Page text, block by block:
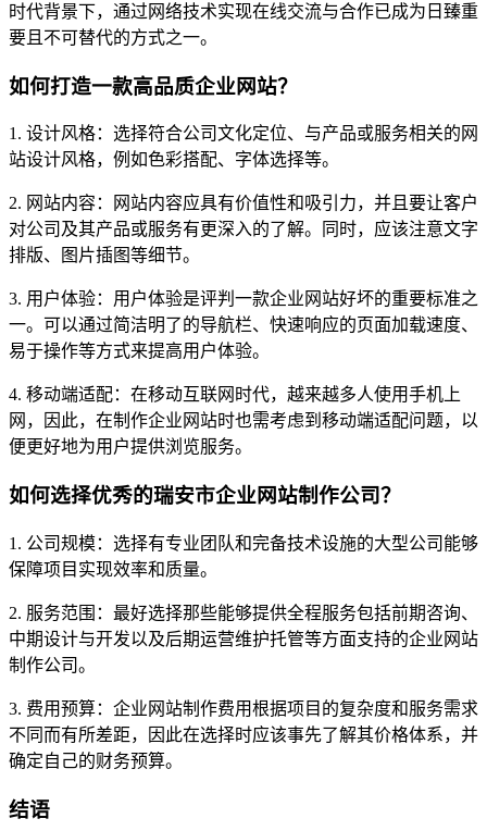
时代背景下，通过网络技术实现在线交流与合作已成为日臻重
要且不可替代的方式之一。
如何打造一款高品质企业网站？
1. 设计风格：选择符合公司文化定位、与产品或服务相关的网
站设计风格，例如色彩搭配、字体选择等。
2. 网站内容：网站内容应具有价值性和吸引力，并且要让客户
对公司及其产品或服务有更深入的了解。同时，应该注意文字
排版、图片插图等细节。
3. 用户体验：用户体验是评判一款企业网站好坏的重要标准之
一。可以通过简洁明了的导航栏、快速响应的页面加载速度、
易于操作等方式来提高用户体验。
4. 移动端适配：在移动互联网时代，越来越多人使用手机上
网，因此，在制作企业网站时也需考虑到移动端适配问题，以
便更好地为用户提供浏览服务。
如何选择优秀的瑞安市企业网站制作公司？
1. 公司规模：选择有专业团队和完备技术设施的大型公司能够
保障项目实现效率和质量。
2. 服务范围：最好选择那些能够提供全程服务包括前期咨询、
中期设计与开发以及后期运营维护托管等方面支持的企业网站
制作公司。
3. 费用预算：企业网站制作费用根据项目的复杂度和服务需求
不同而有所差距，因此在选择时应该事先了解其价格体系，并
确定自己的财务预算。
结语